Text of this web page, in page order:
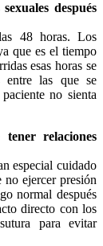
después
48 horas. Los
que es el tiempo
esas horas se
entre las que se
no sienta
relaciones
especial cuidado
no ejercer presión
normal después
directo con los
para evitar